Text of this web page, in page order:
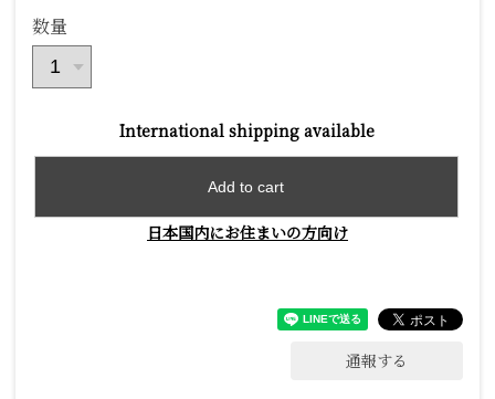
数量
International shipping available
Add to cart
日本国内にお住まいの方向け
通報する